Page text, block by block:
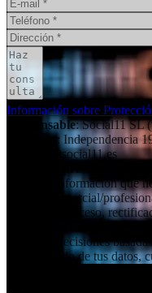
Información sobre
Responsable: Social11 SL
Dirección: Independencia
contacto@social11.es
:
remitir la información que
relación comercial/
: Acceso,
datos, de limitación y
objeto de decisiones
automatizado de tus datos,
:
detallada sobre nuestra